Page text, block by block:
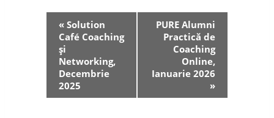
Navigare
Eveniment
« Solution
Café Coaching
și
Networking,
Decembrie
2025
PURE Alumni
Practică de
Coaching
Online,
Ianuarie 2026
»